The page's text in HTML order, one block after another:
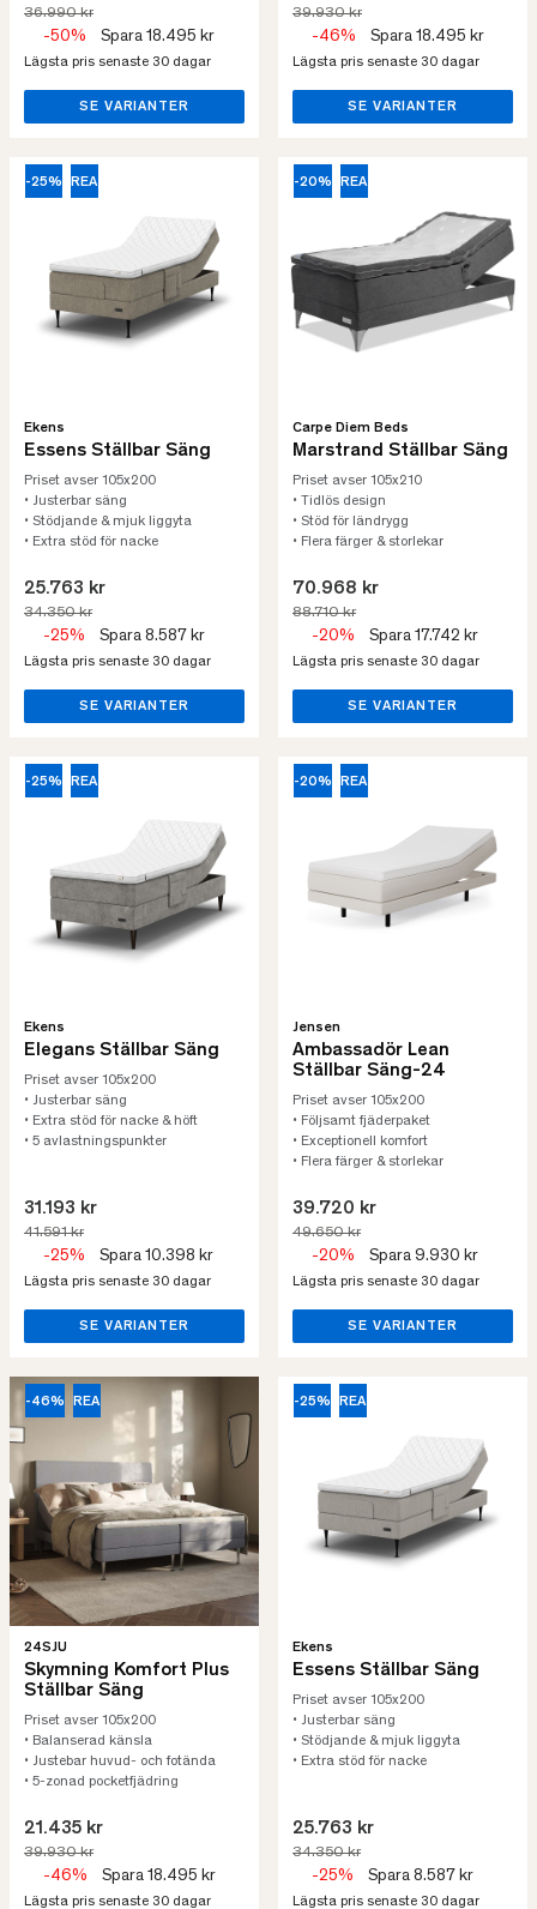
36.990 kr
-50% Spara 18.495 kr
Lägsta pris senaste 30 dagar
SE VARIANTER
39.930 kr
-46% Spara 18.495 kr
Lägsta pris senaste 30 dagar
SE VARIANTER
-25% REA
Ekens
Essens Ställbar Säng
Priset avser 105x200
• Justerbar säng
• Stödjande & mjuk liggyta
• Extra stöd för nacke
25.763 kr
34.350 kr
-25% Spara 8.587 kr
Lägsta pris senaste 30 dagar
SE VARIANTER
-20% REA
Carpe Diem Beds
Marstrand Ställbar Säng
Priset avser 105x210
• Tidlös design
• Stöd för ländrygg
• Flera färger & storlekar
70.968 kr
88.710 kr
-20% Spara 17.742 kr
Lägsta pris senaste 30 dagar
SE VARIANTER
-25% REA
Ekens
Elegans Ställbar Säng
Priset avser 105x200
• Justerbar säng
• Extra stöd för nacke & höft
• 5 avlastningspunkter
31.193 kr
41.591 kr
-25% Spara 10.398 kr
Lägsta pris senaste 30 dagar
SE VARIANTER
-20% REA
Jensen
Ambassadör Lean
Ställbar Säng-24
Priset avser 105x200
• Följsamt fjäderpaket
• Exceptionell komfort
• Flera färger & storlekar
39.720 kr
49.650 kr
-20% Spara 9.930 kr
Lägsta pris senaste 30 dagar
SE VARIANTER
-46% REA
24SJU
Skymning Komfort Plus
Ställbar Säng
Priset avser 105x200
• Balanserad känsla
• Justebar huvud- och fotända
• 5-zonad pocketfjädring
21.435 kr
39.930 kr
-46% Spara 18.495 kr
Lägsta pris senaste 30 dagar
-25% REA
Ekens
Essens Ställbar Säng
Priset avser 105x200
• Justerbar säng
• Stödjande & mjuk liggyta
• Extra stöd för nacke
25.763 kr
34.350 kr
-25% Spara 8.587 kr
Lägsta pris senaste 30 dagar